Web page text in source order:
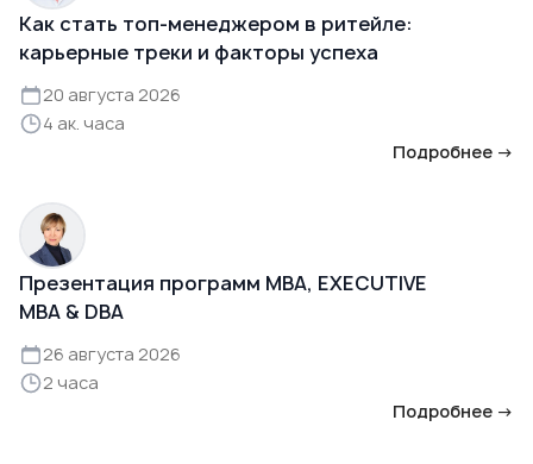
Как стать топ-менеджером в ритейле:
карьерные треки и факторы успеха
20 августа 2026
4 ак. часа
Подробнее →
Презентация программ MBA, EXECUTIVE
MBA & DBA
26 августа 2026
2 часа
Подробнее →